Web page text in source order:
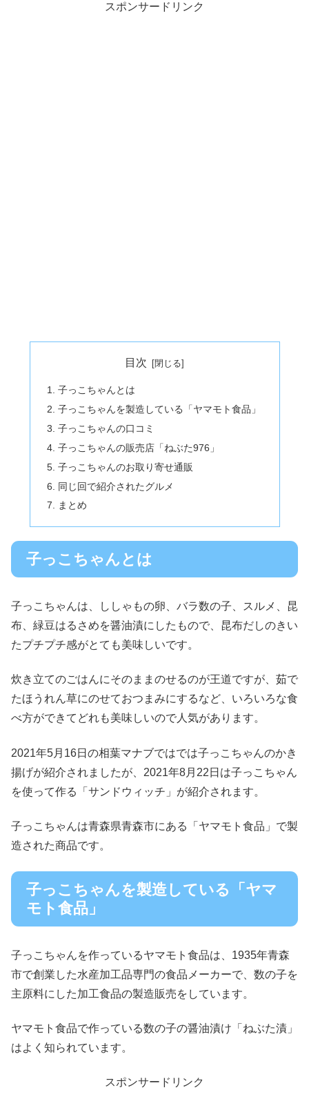
スポンサードリンク
目次
子っこちゃんとは
子っこちゃんを製造している「ヤマモト食品」
子っこちゃんの口コミ
子っこちゃんの販売店「ねぶた976」
子っこちゃんのお取り寄せ通販
同じ回で紹介されたグルメ
まとめ
子っこちゃんとは
子っこちゃんは、ししゃもの卵、バラ数の子、スルメ、昆
布、緑豆はるさめを醤油漬にしたもので、昆布だしのきい
たプチプチ感がとても美味しいです。
炊き立てのごはんにそのままのせるのが王道ですが、茹で
たほうれん草にのせておつまみにするなど、いろいろな食
べ方ができてどれも美味しいので人気があります。
2021年5月16日の相葉マナブではでは子っこちゃんのかき
揚げが紹介されましたが、2021年8月22日は子っこちゃん
を使って作る「サンドウィッチ」が紹介されます。
子っこちゃんは青森県青森市にある「ヤマモト食品」で製
造された商品です。
子っこちゃんを製造している「ヤマ
モト食品」
子っこちゃんを作っているヤマモト食品は、1935年青森
市で創業した水産加工品専門の食品メーカーで、数の子を
主原料にした加工食品の製造販売をしています。
ヤマモト食品で作っている数の子の醤油漬け「ねぶた漬」
はよく知られています。
スポンサードリンク